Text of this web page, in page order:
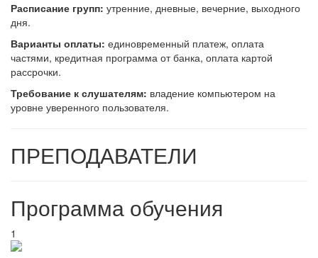
Расписание групп: утренние, дневные, вечерние, выходного
дня.
Варианты оплаты: единовременный платеж, оплата
частями, кредитная программа от банка, оплата картой
рассрочки.
Требование к слушателям: владение компьютером на
уровне уверенного пользователя.
ПРЕПОДАВАТЕЛИ
Программа обучения
1